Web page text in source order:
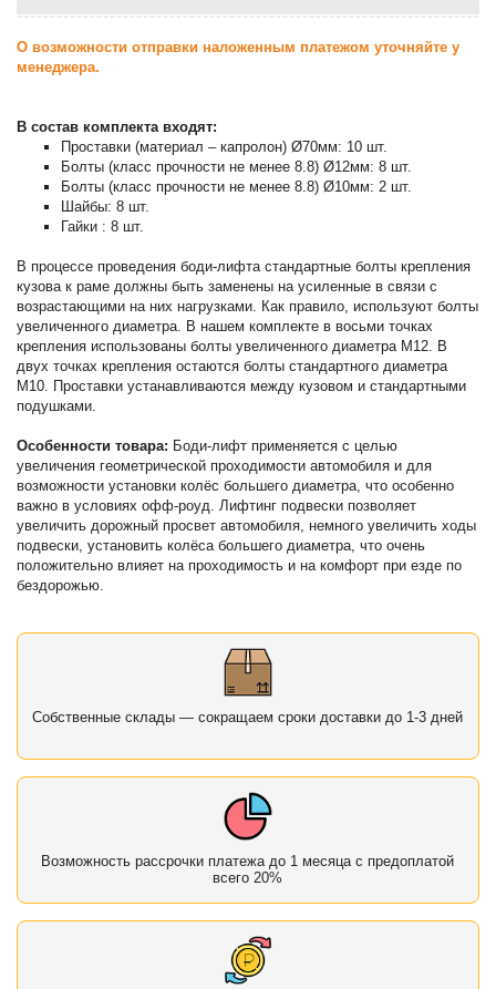
О возможности отправки наложенным платежом уточняйте у
менеджера.
В состав комплекта входят:
Проставки (материал – капролон) Ø70мм: 10 шт.
Болты (класс прочности не менее 8.8) Ø12мм: 8 шт.
Болты (класс прочности не менее 8.8) Ø10мм: 2 шт.
Шайбы: 8 шт.
Гайки : 8 шт.
В процессе проведения боди-лифта стандартные болты крепления
кузова к раме должны быть заменены на усиленные в связи с
возрастающими на них нагрузками. Как правило, используют болты
увеличенного диаметра. В нашем комплекте в восьми точках
крепления использованы болты увеличенного диаметра М12. В
двух точках крепления остаются болты стандартного диаметра
М10. Проставки устанавливаются между кузовом и стандартными
подушками.
Особенности товара: Боди-лифт применяется с целью
увеличения геометрической проходимости автомобиля и для
возможности установки колёс большего диаметра, что особенно
важно в условиях офф-роуд. Лифтинг подвески позволяет
увеличить дорожный просвет автомобиля, немного увеличить ходы
подвески, установить колёса большего диаметра, что очень
положительно влияет на проходимость и на комфорт при езде по
бездорожью.
Собственные склады — сокращаем сроки доставки до 1-3 дней
Возможность рассрочки платежа до 1 месяца с предоплатой
всего 20%